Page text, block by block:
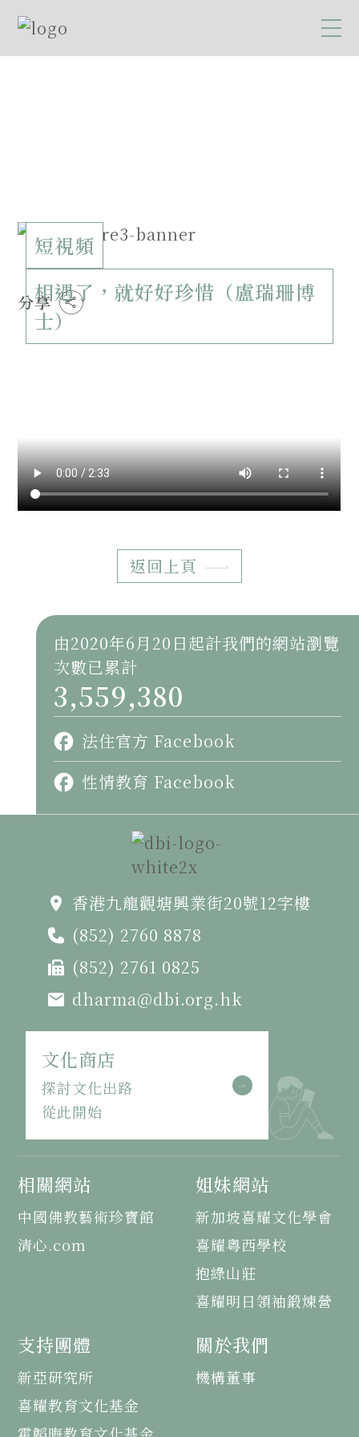
短視頻
相遇了，就好好珍惜（盧瑞珊博
士）
分享
返回上頁
由2020年6月20日起計我們的網站瀏覽
次數已累計
3,559,380
法住官方 Facebook
性情教育 Facebook
香港九龍觀塘興業街20號12字樓
(852) 2760 8878
(852) 2761 0825
dharma@dbi.org.hk
文化商店
探討文化出路
從此開始
相關網站
中國佛教藝術珍寶館
清心.com
姐妹網站
新加坡喜耀文化學會
喜耀粵西學校
抱綠山莊
喜耀明日領袖鍛煉營
支持團體
新亞研究所
喜耀教育文化基金
關於我們
機構董事